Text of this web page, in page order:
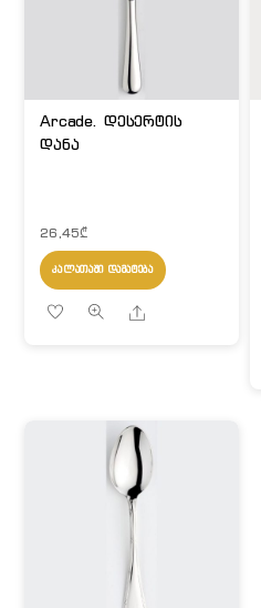
Arcade. დესერტის
დანა
26,45₾
ᲙᲐᲚᲐᲗᲐᲨᲘ ᲓᲐᲛᲐᲢᲔᲑᲐ
Share